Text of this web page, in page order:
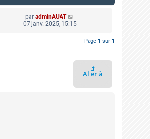
paradminAUAT
07 janv. 2025, 15:15
Page 1 sur 1
Aller à